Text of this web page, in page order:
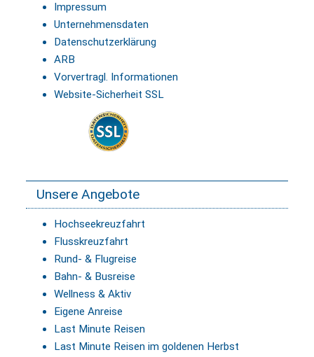
Impressum
Unternehmensdaten
Datenschutzerklärung
ARB
Vorvertragl. Informationen
Website-Sicherheit SSL
Unsere Angebote
Hochseekreuzfahrt
Flusskreuzfahrt
Rund- & Flugreise
Bahn- & Busreise
Wellness & Aktiv
Eigene Anreise
Last Minute Reisen
Last Minute Reisen im goldenen Herbst